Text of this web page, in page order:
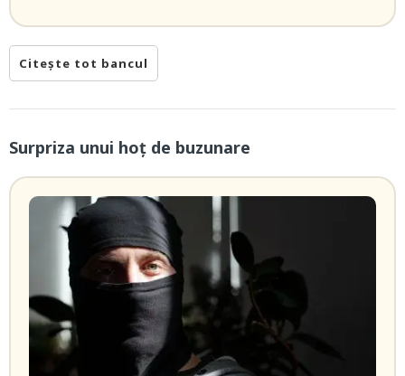
Citește tot bancul
Surpriza unui hoţ de buzunare